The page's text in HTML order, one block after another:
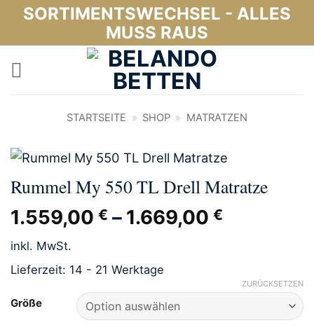
Zum
springen
SORTIMENTSWECHSEL - ALLES
MUSS RAUS
STARTSEITE » SHOP » MATRATZEN
Rummel My 550 TL Drell Matratze
1.559,00 € – 1.669,00 €
inkl. MwSt.
Lieferzeit: 14 - 21 Werktage
Größe
ZURÜCKSETZEN